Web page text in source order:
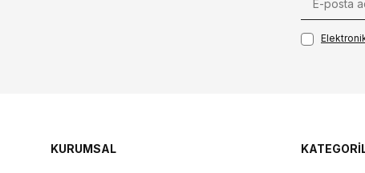
KURUMSAL